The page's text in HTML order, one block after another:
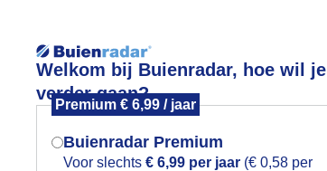
Welkom bij Buienradar, hoe wil je
verder gaan?
Premium € 6,99 / jaar
Buienradar Premium
Voor slechts € 6,99 per jaar (€ 0,58 per
Lees meer.
Foto en video Weerzine